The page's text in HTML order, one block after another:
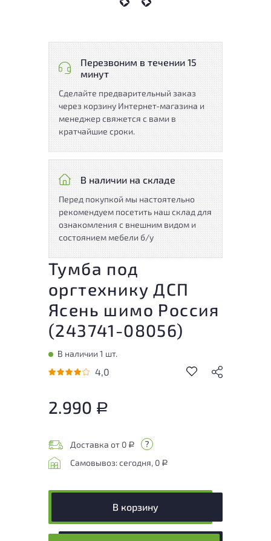
Перезвоним в течении 15
минут
Сделайте предварительный заказ
через корзину Интернет-магазина и
менеджер свяжется с вами в
кратчайшие сроки.
В наличии на складе
Перед покупкой мы настоятельно
рекомендуем посетить наш склад для
ознакомления с внешним видом и
состоянием мебели б/у
Тумба под
оргтехнику ДСП
Ясень шимо Россия
(243741-08056)
В наличии 1 шт.
4,0
2.990 Р
Доставка от 0 Р
Самовывоз: сегодня, 0 Р
В корзину